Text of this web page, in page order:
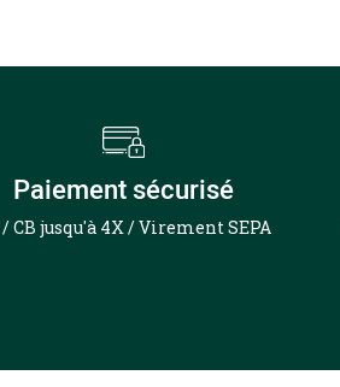
Paiement sécurisé
/ CB jusqu'à 4X / Virement SEPA